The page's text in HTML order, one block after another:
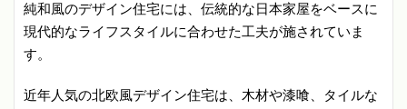
純和風のデザイン住宅には、伝統的な日本家屋をベースに
現代的なライフスタイルに合わせた工夫が施されていま
す。
近年人気の北欧風デザイン住宅は、木材や漆喰、タイルな